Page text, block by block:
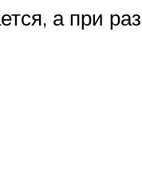
а при